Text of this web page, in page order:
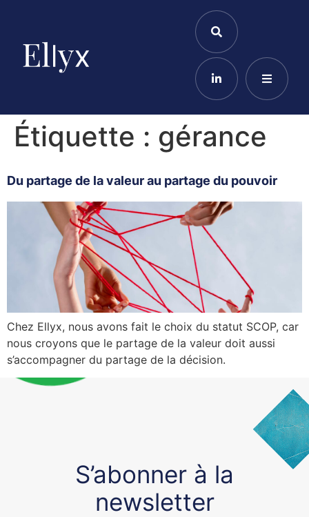
Étiquette : gérance
Du partage de la valeur au partage du pouvoir
Chez Ellyx, nous avons fait le choix du statut SCOP, car
nous croyons que le partage de la valeur doit aussi
s’accompagner du partage de la décision.
S’abonner à la
newsletter